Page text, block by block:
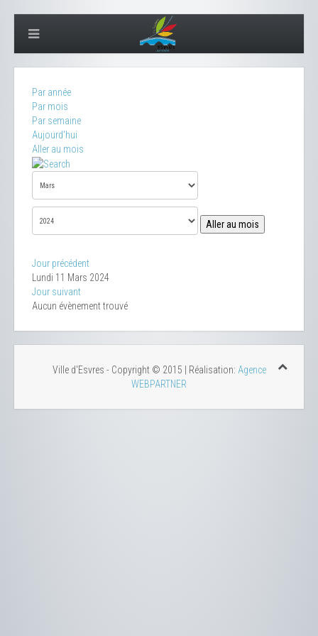
Par année
Par mois
Par semaine
Aujourd'hui
Aller au mois
Aller au mois
Jour précédent
Lundi 11 Mars 2024
Jour suivant
Aucun évènement trouvé
Ville d'Esvres - Copyright © 2015 | Réalisation: Agence
WEBPARTNER